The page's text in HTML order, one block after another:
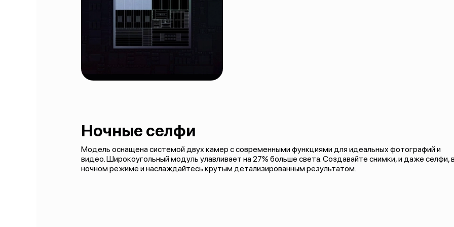
Ночные селфи
Модель оснащена системой двух камер с современными функциями для идеальных фотографий и
видео. Широкоугольный модуль улавливает на 27% больше света. Создавайте снимки, и даже селфи,
ночном режиме и наслаждайтесь крутым детализированным результатом.